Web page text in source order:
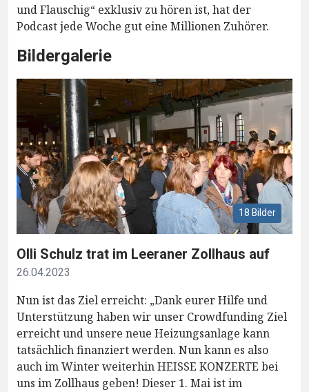
und Flauschig“ exklusiv zu hören ist, hat der
Podcast jede Woche gut eine Millionen Zuhörer.
Bildergalerie
18 Bilder
Olli Schulz trat im Leeraner Zollhaus auf
26.04.2023
Nun ist das Ziel erreicht: „Dank eurer Hilfe und
Unterstützung haben wir unser Crowdfunding Ziel
erreicht und unsere neue Heizungsanlage kann
tatsächlich finanziert werden. Nun kann es also
auch im Winter weiterhin HEISSE KONZERTE bei
uns im Zollhaus geben! Dieser 1. Mai ist im